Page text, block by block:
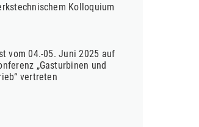
Kolloquium
vom 04.-05. Juni 2025 auf
„Gasturbinen und
vertreten